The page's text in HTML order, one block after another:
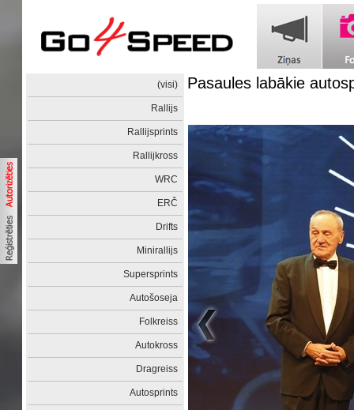
(visi)
Rallijs
Rallijsprints
Rallijkross
WRC
ERČ
Drifts
Minirallijs
Supersprints
Autošoseja
Folkreiss
Autokross
Dragreiss
Autosprints
Pasaules labākie